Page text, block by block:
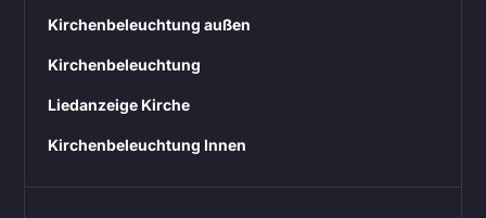
Kirchenbeleuchtung außen
Kirchenbeleuchtung
Liedanzeige Kirche
Kirchenbeleuchtung Innen